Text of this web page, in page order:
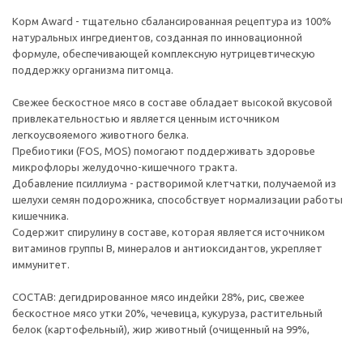
Корм Award - тщательно сбалансированная рецептура из 100%
натуральных ингредиентов, созданная по инновационной
формуле, обеспечивающей комплексную нутрицевтическую
поддержку организма питомца.
Свежее бескостное мясо в составе обладает высокой вкусовой
привлекательностью и является ценным источником
легкоусвояемого животного белка.
Пребиотики (FOS, MOS) помогают поддерживать здоровье
микрофлоры желудочно-кишечного тракта.
Добавление псиллиума - растворимой клетчатки, получаемой из
шелухи семян подорожника, способствует нормализации работы
кишечника.
Содержит спирулину в составе, которая является источником
витаминов группы В, минералов и антиоксидантов, укрепляет
иммунитет.
СОСТАВ: дегидрированное мясо индейки 28%, рис, свежее
бескостное мясо утки 20%, чечевица, кукуруза, растительный
белок (картофельный), жир животный (очищенный на 99%,